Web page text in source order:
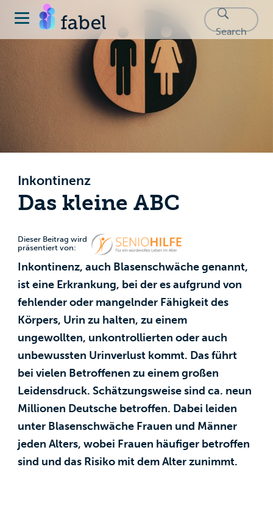
Search
SPONSORED
Inkontinenz
Das kleine ABC
Dieser Beitrag wird
präsentiert von:
Inkontinenz, auch Blasenschwäche genannt,
ist eine Erkrankung, bei der es aufgrund von
fehlender oder mangelnder Fähigkeit des
Körpers, Urin zu halten, zu einem
ungewollten, unkontrollierten oder auch
unbewussten Urinverlust kommt. Das führt
bei vielen Betroffenen zu einem großen
Leidensdruck. Schätzungsweise sind ca. neun
Millionen Deutsche betroffen. Dabei leiden
unter Blasenschwäche Frauen und Männer
jeden Alters, wobei Frauen häufiger betroffen
sind und das Risiko mit dem Alter zunimmt.